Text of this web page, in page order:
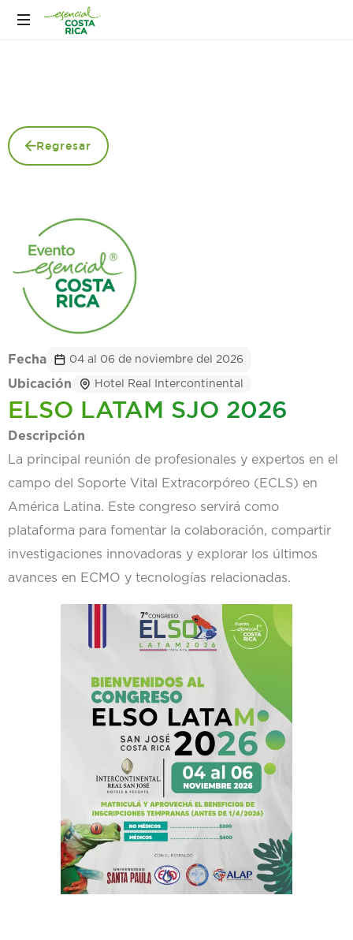
Regresar
Fecha 04 al 06 de noviembre del 2026
Ubicación Hotel Real Intercontinental
ELSO LATAM SJO 2026
Descripción
La principal reunión de profesionales y expertos en el
campo del Soporte Vital Extracorpóreo (ECLS) en
América Latina. Este congreso servirá como
plataforma para fomentar la colaboración, compartir
investigaciones innovadoras y explorar los últimos
avances en ECMO y tecnologías relacionadas.